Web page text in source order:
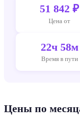
51 842 ₽
Цена от
22ч 58м
Время в пути
Цены по